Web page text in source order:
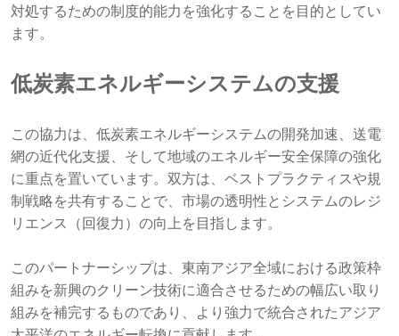
対処するための制度的能力を強化することを目的としてい
ます。
低炭素エネルギーシステムの支援
この協力は、低炭素エネルギーシステムの開発加速、送電
網の近代化支援、そして地域のエネルギー安全保障の強化
に重点を置いています。双方は、ベストプラクティスや規
制戦略を共有することで、市場の透明性とシステムのレジ
リエンス（回復力）の向上を目指します。
このパートナーシップは、東南アジア全域における政策枠
組みを新興のクリーン技術に適合させるための幅広い取り
組みを補完するものであり、より強力で統合されたアジア